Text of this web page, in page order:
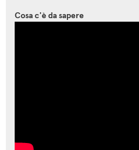
Cosa c'è da sapere